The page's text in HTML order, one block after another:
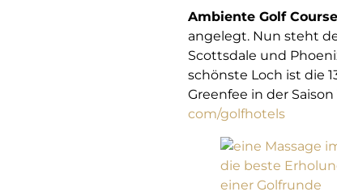
Ambiente Golf Course
angelegt. Nun steht
Scottsdale und
schönste Loch ist die
Greenfee in der
com/golfhotels